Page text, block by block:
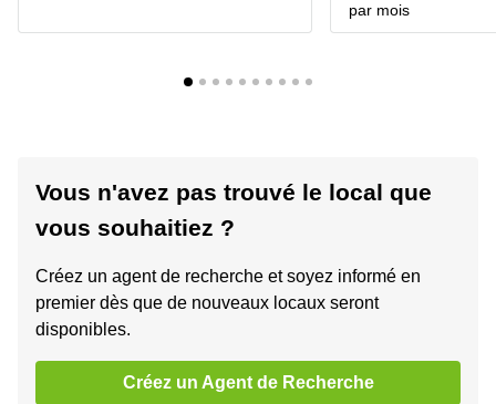
par mois
Vous n'avez pas trouvé le local que
vous souhaitiez ?
Créez un agent de recherche et soyez informé en
premier dès que de nouveaux locaux seront
disponibles.
Créez un Agent de Recherche